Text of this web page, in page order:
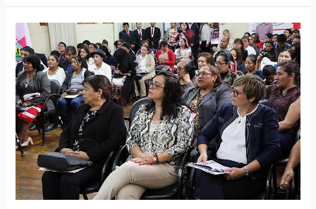
Foro
regional
acerca
de
la
políticas
contra
la
violencia
hacia
la